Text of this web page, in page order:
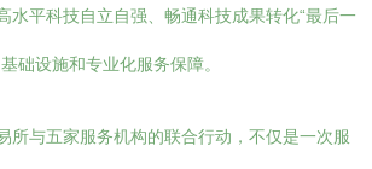
水平科技自立自强、畅通科技成果转化“最后一
础设施和专业化服务保障。
所与五家服务机构的联合行动，不仅是一次服